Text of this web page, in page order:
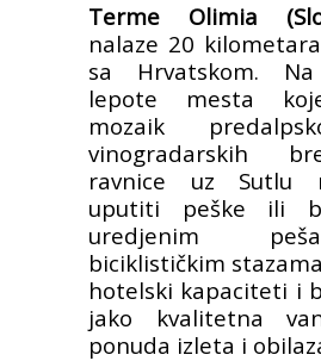
Terme Olimia
nalaze 20
sa Hrvatskom.
lepote mesta
mozaik
vinogradarskih
ravnice uz Sutlu
uputiti peške ili
uredjenim
biciklističkim
hotelski kapaciteti i
jako kvalitetna
ponuda izleta i